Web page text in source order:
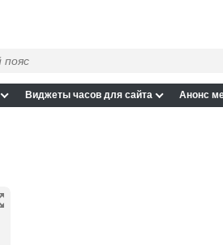
Виджеты часов для сайта Анонс